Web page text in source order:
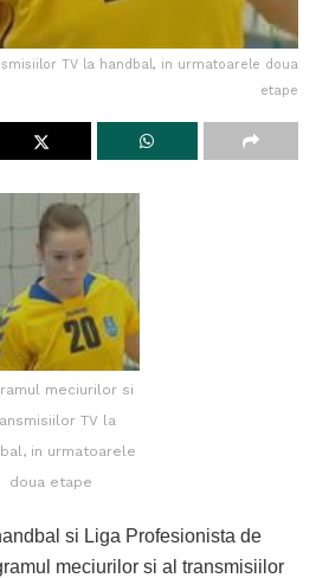
TV la handbal, in urmatoarele doua
etape
meciurilor si
TV la
in urmatoarele
doua etape
si Liga Profesionista de
meciurilor si al transmisiilor